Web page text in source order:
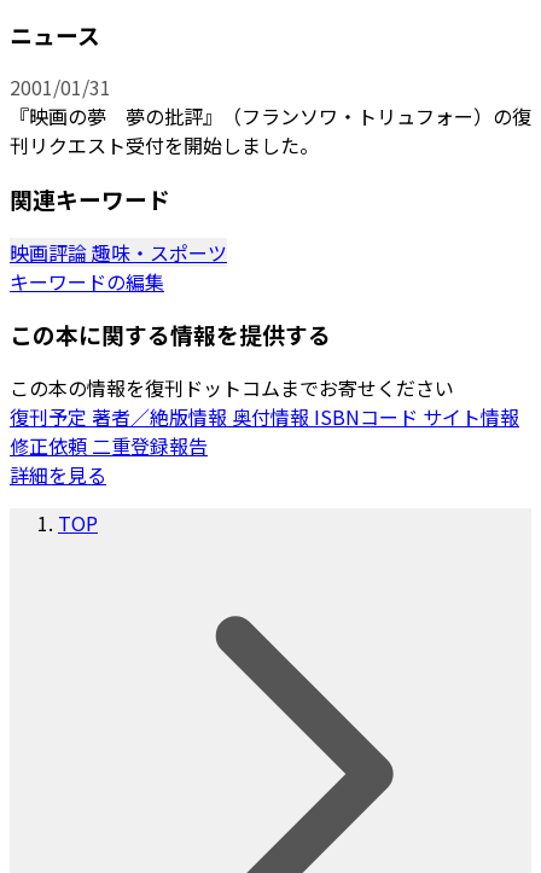
ニュース
2001/01/31
『映画の夢 夢の批評』（フランソワ・トリュフォー）の復
刊リクエスト受付を開始しました。
関連キーワード
映画評論趣味・スポーツ
キーワードの編集
この本に関する情報を提供する
この本の情報を復刊ドットコムまでお寄せください
復刊予定 著者／絶版情報 奥付情報 ISBNコード サイト情報
修正依頼二重登録報告
詳細を見る
TOP